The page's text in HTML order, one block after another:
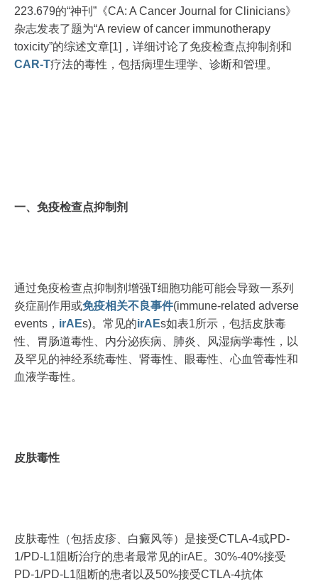
223.679的“神刊”《CA: A Cancer Journal for Clinicians》
杂志发表了题为“A review of cancer immunotherapy
toxicity”的综述文章[1]，详细讨论了免疫检查点抑制剂和
CAR-T疗法的毒性，包括病理生理学、诊断和管理。
一、免疫检查点抑制剂
通过免疫检查点抑制剂增强T细胞功能可能会导致一系列
炎症副作用或免疫相关不良事件(immune-related adverse
events， irAEs)。常见的irAEs如表1所示，包括皮肤毒
性、胃肠道毒性、内分泌疾病、肺炎、风湿病学毒性，以
及罕见的神经系统毒性、肾毒性、眼毒性、心血管毒性和
血液学毒性。
皮肤毒性
皮肤毒性（包括皮疹、白癜风等）是接受CTLA‐4或PD‐
1/PD‐L1阻断治疗的患者最常见的irAE。30%-40%接受
PD‐1/PD‐L1阻断的患者以及50%接受CTLA‐4抗体